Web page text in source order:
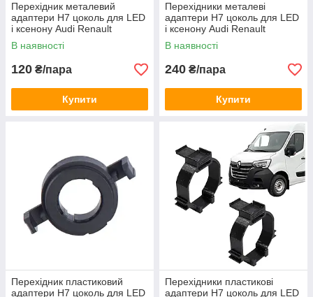
Перехідник металевий
адаптери H7 цоколь для LED
і ксенону Audi Renault
(150034)
В наявності
120 ₴/пара
Купити
Перехідники металеві
адаптери H7 цоколь для LED
і ксенону Audi Renault
(150034)
В наявності
240 ₴/пара
Купити
Перехідник пластиковий
адаптери H7 цоколь для LED
Перехідники пластикові
адаптери H7 цоколь для LED